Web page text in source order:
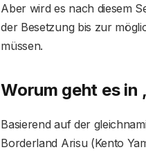
Aber wird es nach diesem
der Besetzung bis zur
müssen.
Worum geht es in
Basierend auf der
Borderland Arisu (Kento